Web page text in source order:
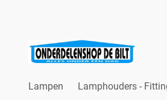
Lampen Lamphouders -